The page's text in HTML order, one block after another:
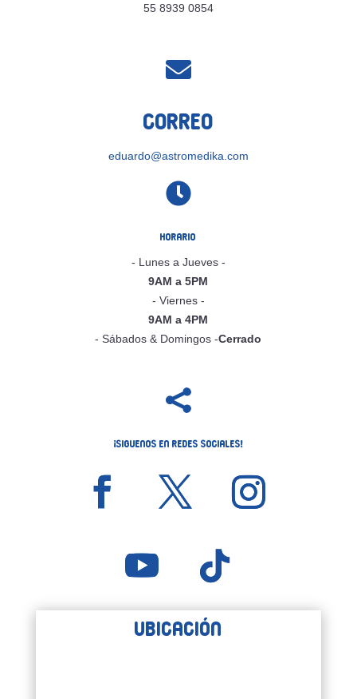
55 8939 0854

Correo
eduardo@astromedika.com

Horario
- Lunes a Jueves -
9AM a 5PM
- Viernes -
9AM a 4PM
- Sábados & Domingos -Cerrado

¡Siguenos en Redes Sociales!
Ubicación